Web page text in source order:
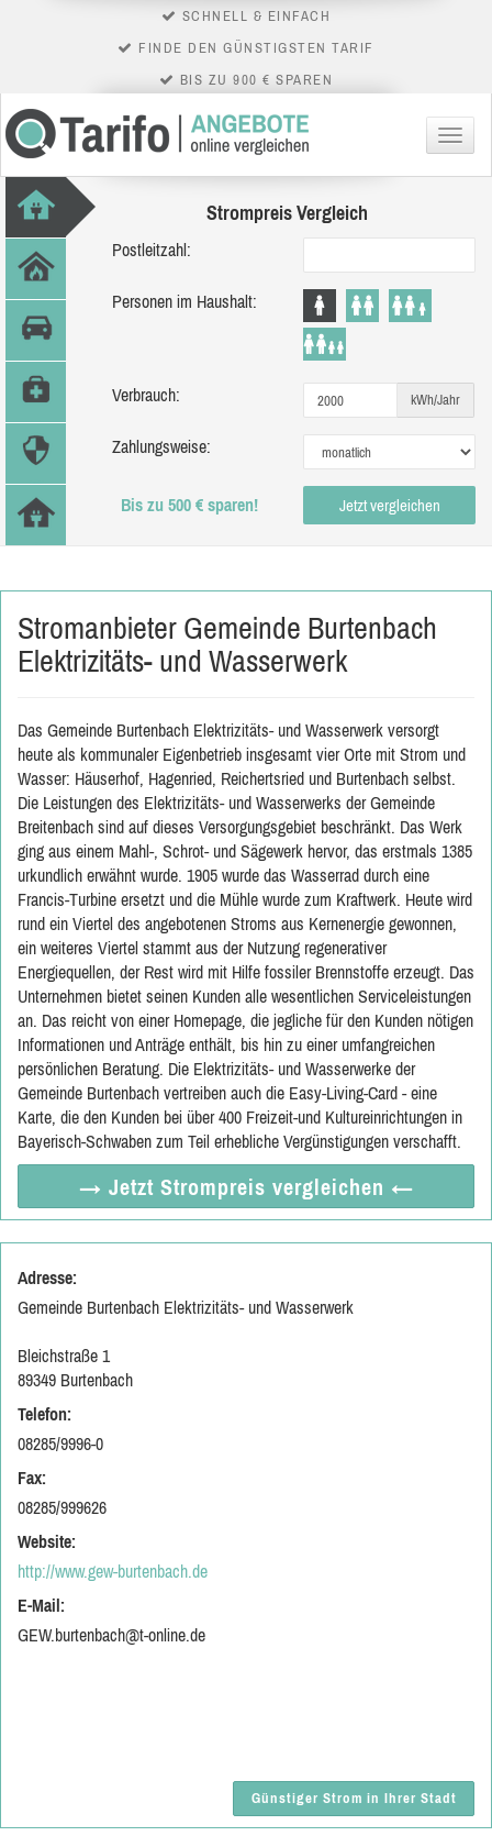
SCHNELL & EINFACH
FINDE DEN GÜNSTIGSTEN TARIF
BIS ZU 900 € SPAREN
Menü
Strompreis Vergleich
Postleitzahl:
Personen im Haushalt:
Verbrauch: kWh/Jahr
Zahlungsweise:
Bis zu 500 € sparen! Jetzt vergleichen
Stromanbieter Gemeinde Burtenbach
Elektrizitäts- und Wasserwerk
Das Gemeinde Burtenbach Elektrizitäts- und Wasserwerk versorgt
heute als kommunaler Eigenbetrieb insgesamt vier Orte mit Strom und
Wasser: Häuserhof, Hagenried, Reichertsried und Burtenbach selbst.
Die Leistungen des Elektrizitäts- und Wasserwerks der Gemeinde
Breitenbach sind auf dieses Versorgungsgebiet beschränkt. Das Werk
ging aus einem Mahl-, Schrot- und Sägewerk hervor, das erstmals 1385
urkundlich erwähnt wurde. 1905 wurde das Wasserrad durch eine
Francis-Turbine ersetzt und die Mühle wurde zum Kraftwerk. Heute wird
rund ein Viertel des angebotenen Stroms aus Kernenergie gewonnen,
ein weiteres Viertel stammt aus der Nutzung regenerativer
Energiequellen, der Rest wird mit Hilfe fossiler Brennstoffe erzeugt. Das
Unternehmen bietet seinen Kunden alle wesentlichen Serviceleistungen
an. Das reicht von einer Homepage, die jegliche für den Kunden nötigen
Informationen und Anträge enthält, bis hin zu einer umfangreichen
persönlichen Beratung. Die Elektrizitäts- und Wasserwerke der
Gemeinde Burtenbach vertreiben auch die Easy-Living-Card - eine
Karte, die den Kunden bei über 400 Freizeit-und Kultureinrichtungen in
Bayerisch-Schwaben zum Teil erhebliche Vergünstigungen verschafft.
→ Jetzt Strompreis vergleichen ←
Adresse:
Gemeinde Burtenbach Elektrizitäts- und Wasserwerk
Bleichstraße 1
89349 Burtenbach
Telefon:
08285/9996-0
Fax:
08285/999626
Website:
http://www.gew-burtenbach.de
E-Mail:
GEW.burtenbach@t-online.de
Günstiger Strom in Ihrer Stadt